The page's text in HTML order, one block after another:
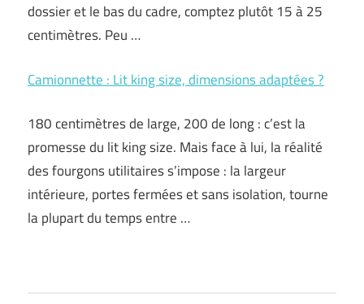
dossier et le bas du cadre, comptez plutôt 15 à 25
centimètres. Peu …
Camionnette : Lit king size, dimensions adaptées ?
180 centimètres de large, 200 de long : c’est la
promesse du lit king size. Mais face à lui, la réalité
des fourgons utilitaires s’impose : la largeur
intérieure, portes fermées et sans isolation, tourne
la plupart du temps entre …